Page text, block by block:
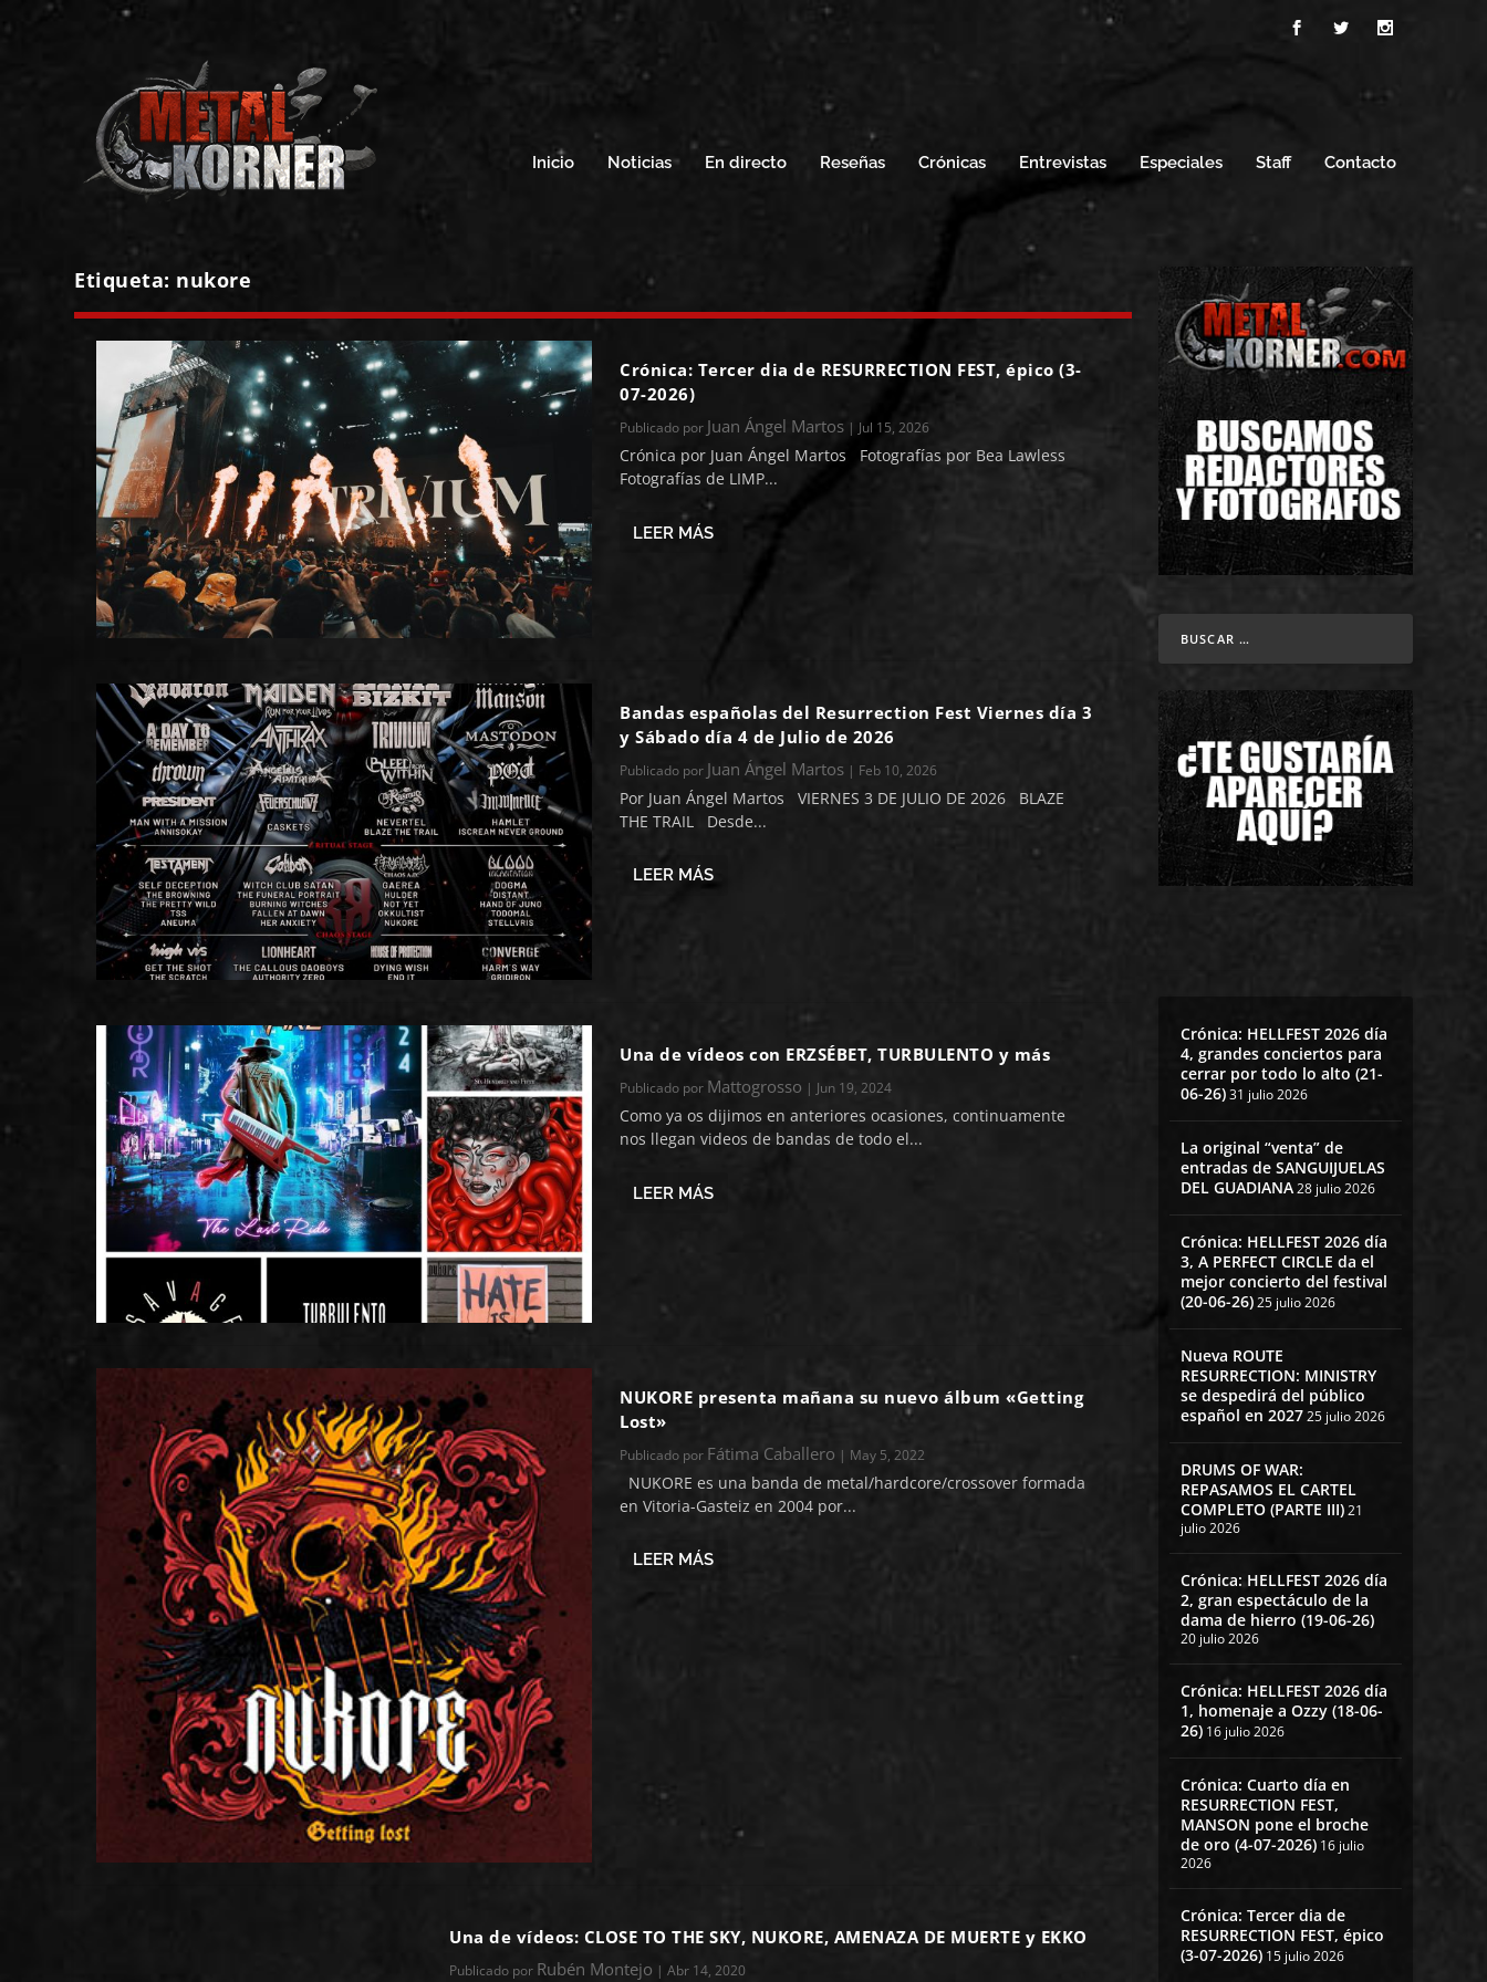
Inicio Noticias En directo Reseñas Crónicas Entrevistas Especiales Staff Contacto
Etiqueta: nukore
Crónica: Tercer dia de RESURRECTION FEST, épico (3-
07-2026)
Publicado por Juan Ángel Martos | Jul 15, 2026
Crónica por Juan Ángel Martos Fotografías por Bea Lawless
Fotografías de LIMP...
LEER MÁS
Bandas españolas del Resurrection Fest Viernes día 3
y Sábado día 4 de Julio de 2026
Publicado por Juan Ángel Martos | Feb 10, 2026
Por Juan Ángel Martos VIERNES 3 DE JULIO DE 2026 BLAZE
THE TRAIL Desde...
LEER MÁS
Una de vídeos con ERZSÉBET, TURBULENTO y más
Publicado por Mattogrosso | Jun 19, 2024
Como ya os dijimos en anteriores ocasiones, continuamente
nos llegan videos de bandas de todo el...
LEER MÁS
NUKORE presenta mañana su nuevo álbum «Getting
Lost»
Publicado por Fátima Caballero | May 5, 2022
NUKORE es una banda de metal/hardcore/crossover formada
en Vitoria-Gasteiz en 2004 por...
LEER MÁS
Una de vídeos: CLOSE TO THE SKY, NUKORE, AMENAZA DE MUERTE y EKKO
Publicado por Rubén Montejo |Abr 14, 2020
Crónica: HELLFEST 2026 día
4, grandes conciertos para
cerrar por todo lo alto (21-
06-26)31 julio 2026
La original “venta” de
entradas de SANGUIJUELAS
DEL GUADIANA28 julio 2026
Crónica: HELLFEST 2026 día
3, A PERFECT CIRCLE da el
mejor concierto del festival
(20-06-26)25 julio 2026
Nueva ROUTE
RESURRECTION: MINISTRY
se despedirá del público
español en 202725 julio 2026
DRUMS OF WAR:
REPASAMOS EL CARTEL
COMPLETO (PARTE III)21
julio 2026
Crónica: HELLFEST 2026 día
2, gran espectáculo de la
dama de hierro (19-06-26)
20 julio 2026
Crónica: HELLFEST 2026 día
1, homenaje a Ozzy (18-06-
26) 16 julio 2026
Crónica: Cuarto día en
RESURRECTION FEST,
MANSON pone el broche
de oro (4-07-2026) 16 julio
2026
Crónica: Tercer dia de
RESURRECTION FEST, épico
(3-07-2026) 15 julio 2026